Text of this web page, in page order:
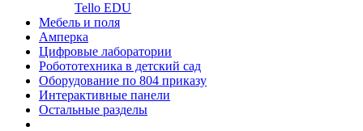
Tello EDU
Мебель и поля
Амперка
Цифровые лаборатории
Робототехника в детский сад
Оборудование по 804 приказу
Интерактивные панели
Остальные разделы